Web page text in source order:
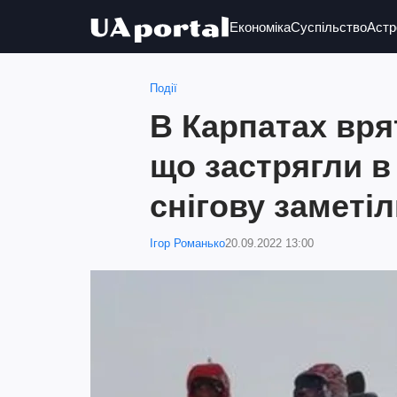
ЕкономікаСуспільство
Події
В Карпатах
що застрягли
снігову
Ігор Романько20.09.2022 13:00